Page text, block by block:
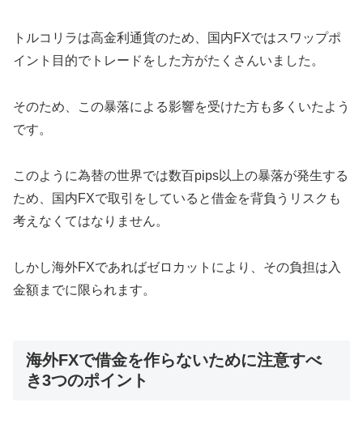
トルコリラは高金利通貨のため、国内FXではスワップポ
イント目的でトレードをした方がたくさんいました。
そのため、この暴落による影響を受けた方も多くいたよう
です。
このように為替の世界では数百pips以上の暴落が発生する
ため、国内FXで取引をしていると借金を背負うリスクも
考えなくてはなりません。
しかし海外FXであればゼロカットにより、その負担は入
金額までに限られます。
海外FXで借金を作らないために注意すべ
き3つのポイント